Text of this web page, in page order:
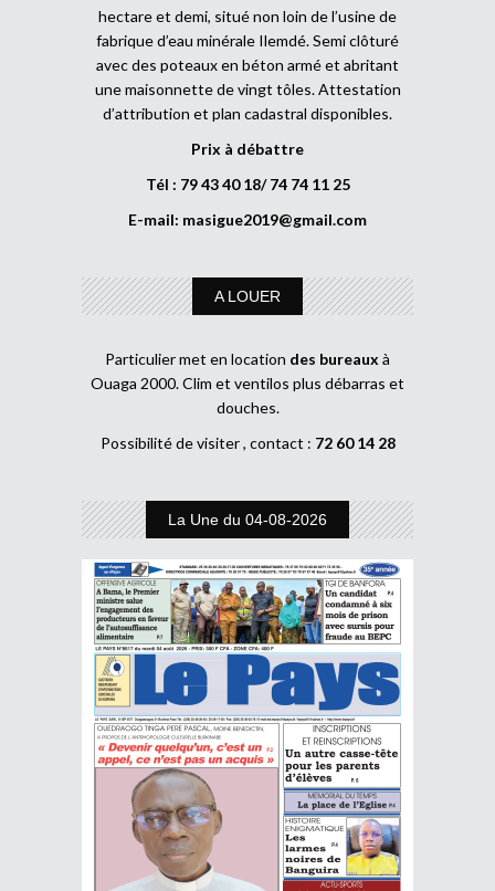
hectare et demi, situé non loin de l’usine de
fabrique d’eau minérale Ilemdé. Semi clôturé
avec des poteaux en béton armé et abritant
une maisonnette de vingt tôles. Attestation
d’attribution et plan cadastral disponibles.
Prix à débattre
Tél : 79 43 40 18/ 74 74 11 25
E-mail: masigue2019@gmail.com
A LOUER
Particulier met en location des bureaux à
Ouaga 2000. Clim et ventilos plus débarras et
douches.
Possibilité de visiter , contact : 72 60 14 28
La Une du 04-08-2026